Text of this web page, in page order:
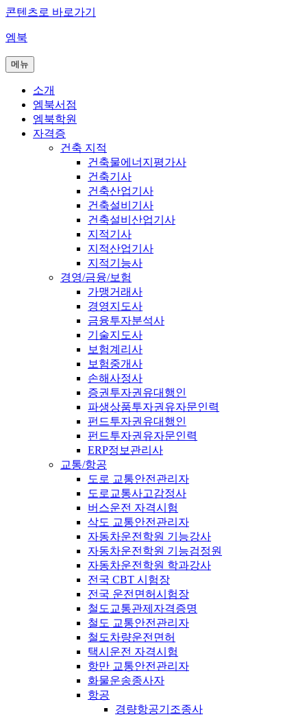
콘텐츠로 바로가기
엠북
메뉴
소개
엠북서점
엠북학원
자격증
건축 지적
건축물에너지평가사
건축기사
건축산업기사
건축설비기사
건축설비산업기사
지적기사
지적산업기사
지적기능사
경영/금융/보험
가맹거래사
경영지도사
금융투자분석사
기술지도사
보험계리사
보험중개사
손해사정사
증권투자권유대행인
파생상품투자권유자문인력
펀드투자권유대행인
펀드투자권유자문인력
ERP정보관리사
교통/항공
도로 교통안전관리자
도로교통사고감정사
버스운전 자격시험
삭도 교통안전관리자
자동차운전학원 기능강사
자동차운전학원 기능검정원
자동차운전학원 학과강사
전국 CBT 시험장
전국 운전면허시험장
철도교통관제자격증명
철도 교통안전관리자
철도차량운전면허
택시운전 자격시험
항만 교통안전관리자
화물운송종사자
항공
경량항공기조종사